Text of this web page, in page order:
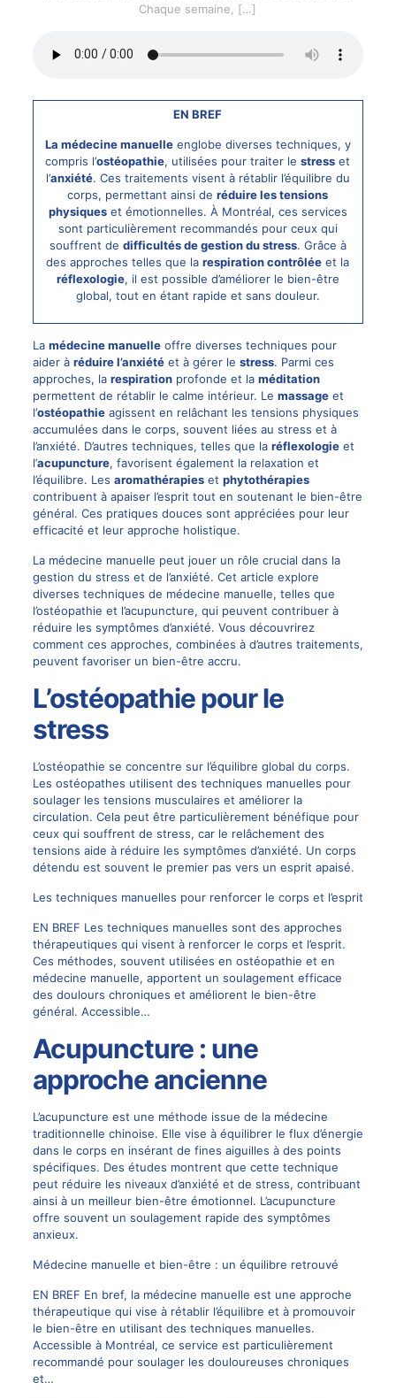
Chaque semaine,
[…]
EN BREF
La médecine manuelleenglobe diverses techniques, y
compris l’ostéopathie, utilisées pour traiter lestress et
l’anxiété. Ces traitements visent à rétablir l’équilibre du
corps, permettant ainsi deréduire les tensions
physiqueset émotionnelles. À Montréal, ces services
sont particulièrement recommandés pour ceux qui
souffrent de difficultés de gestion du stress. Grâce à
des approches telles que larespiration contrôlée et la
réflexologie, il est possible d’améliorer le bien-être
global, tout en étant rapide et sans douleur.
La médecine manuelleoffre diverses techniques pour
aider à réduire l’anxiétéet à gérer le stress. Parmi ces
approches, la respirationprofonde et la méditation
permettent de rétablir le calme intérieur. Le massageet
l’ostéopathieagissent en relâchant les tensions physiques
accumulées dans le corps, souvent liées au stress et à
l’anxiété. D’autres techniques, telles que la réflexologieet
l’acupuncture, favorisent également la relaxation et
l’équilibre. Les aromathérapieset phytothérapies
contribuent à apaiser l’esprit tout en soutenant le bien-être
général. Ces pratiques douces sont appréciées pour leur
efficacité et leur approche holistique.
La médecine manuelle peut jouer un rôle crucial dans la
gestion du stress et de l’anxiété. Cet article explore
diverses techniques de médecine manuelle, telles que
l’ostéopathie et l’acupuncture, qui peuvent contribuer à
réduire les symptômes d’anxiété. Vous découvrirez
comment ces approches, combinées à d’autres traitements,
peuvent favoriser un bien-être accru.
L’ostéopathie pour le
stress
L’ostéopathie se concentre sur l’équilibre global du corps.
Les ostéopathes utilisent des techniques manuelles pour
soulager les tensions musculaires et améliorer la
circulation. Cela peut être particulièrement bénéfique pour
ceux qui souffrent de stress, car le relâchement des
tensions aide à réduire les symptômes d’anxiété. Un corps
détendu est souvent le premier pas vers un esprit apaisé.
Les techniques manuelles pour renforcer le corps et l’esprit
EN BREF Les techniques manuelles sont des approches
thérapeutiques qui visent à renforcer le corps et l’esprit.
Ces méthodes, souvent utilisées en ostéopathie et en
médecine manuelle, apportent un soulagement efficace
des doulours chroniques et améliorent le bien-être
général. Accessible…
Acupuncture : une
approche ancienne
L’acupuncture est une méthode issue de la médecine
traditionnelle chinoise. Elle vise à équilibrer le flux d’énergie
dans le corps en insérant de fines aiguilles à des points
spécifiques. Des études montrent que cette technique
peut réduire les niveaux d’anxiété et de stress, contribuant
ainsi à un meilleur bien-être émotionnel. L’acupuncture
offre souvent un soulagement rapide des symptômes
anxieux.
Médecine manuelle et bien-être : un équilibre retrouvé
EN BREF En bref, la médecine manuelle est une approche
thérapeutique qui vise à rétablir l’équilibre et à promouvoir
le bien-être en utilisant des techniques manuelles.
Accessible à Montréal, ce service est particulièrement
recommandé pour soulager les douloureuses chroniques
et…